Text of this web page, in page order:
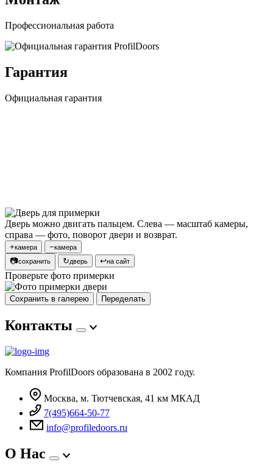
Профессиональная работа
Гарантия
Официальная гарантия
Дверь можно двигать пальцем. Слева — масштаб камеры,
справа — фото, поворот двери и возврат.
+камера −камера
📷сохранить ↻дверь ↩на сайт
Проверьте фото примерки
Сохранить в галерею Переделать
Контакты
Компания ProfilDoors образована в 2002 году.
Москва, м. Тютчевская, 41 км МКАД
7(495)664-50-77
info@profiledoors.ru
О Нас